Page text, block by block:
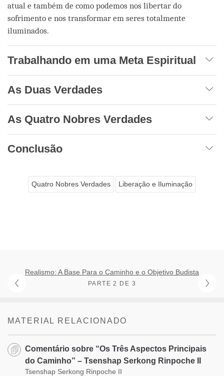
atual e também de como podemos nos libertar do
sofrimento e nos transformar em seres totalmente
iluminados.
Trabalhando em uma Meta Espiritual
As Duas Verdades
As Quatro Nobres Verdades
Conclusão
Quatro Nobres Verdades Liberação e Iluminação
Realismo: A Base Para o Caminho e o Objetivo Budista
PARTE 2 DE 3
MATERIAL RELACIONADO
Comentário sobre “Os Três Aspectos Principais
do Caminho” – Tsenshap Serkong Rinpoche II
Tsenshap Serkong Rinpoche II